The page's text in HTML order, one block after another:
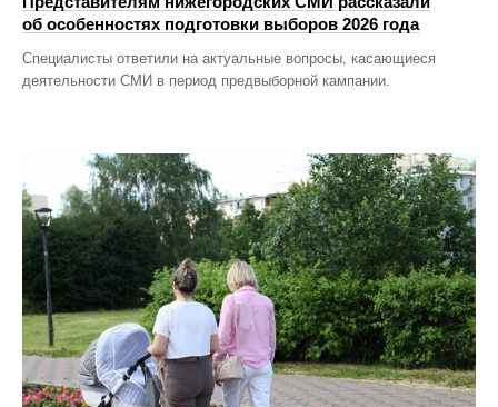
об особенностях подготовки выборов 2026 года
Специалисты ответили на актуальные вопросы, касающиеся
деятельности СМИ в период предвыборной кампании.